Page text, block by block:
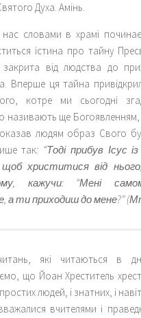
Духа. Амінь.
словами в храмі
істина про тайну
від людства до
Вперше ця тайна
котре ми сьогодні
називають ще
людям образ Свого
так: “Тоді прибув Ісус
христитися від
кажучи: “Мені
ти приходиш до мене?”
які читаються в
що Йоан Хреститель
людей, і знатних, і
вчителями і